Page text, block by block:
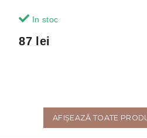
In stoc
87 lei
AFIŞEAZĂ TOATE